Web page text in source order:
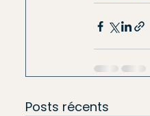
Posts récents